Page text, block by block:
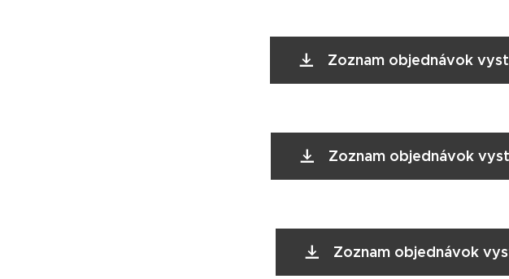
Zoznam objednávok
Zoznam objednávok
Zoznam objednávok